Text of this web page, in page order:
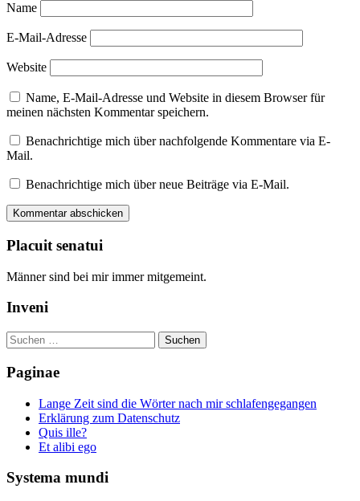
Name
E-Mail-Adresse
Website
Name, E-Mail-Adresse und Website in diesem Browser für
meinen nächsten Kommentar speichern.
Benachrichtige mich über nachfolgende Kommentare via E-
Mail.
Benachrichtige mich über neue Beiträge via E-Mail.
Placuit senatui
Männer sind bei mir immer mitgemeint.
Inveni
Suchen
nach:
Paginae
Lange Zeit sind die Wörter nach mir schlafengegangen
Erklärung zum Datenschutz
Quis ille?
Et alibi ego
Systema mundi